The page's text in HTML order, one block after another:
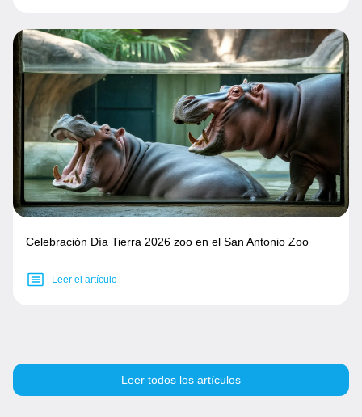
Celebración Día Tierra 2026 zoo en el San Antonio Zoo
Leer el artículo
Leer todos los artículos